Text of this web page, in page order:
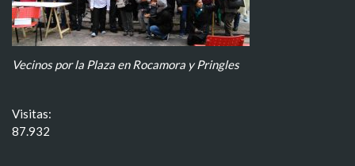
Vecinos por la Plaza en Rocamora y Pringles
Visitas:
87.932